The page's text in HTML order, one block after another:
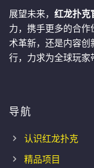
展望未来， 红龙扑克
力，携手更多的合
术革新，还是内容创
行，力求为全球玩家
导航
认识红龙扑克
精品项目